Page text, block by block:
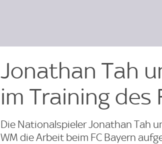
Jonathan Tah
im Training des
Die Nationalspieler Jonathan Tah
WM die Arbeit beim FC Bayern